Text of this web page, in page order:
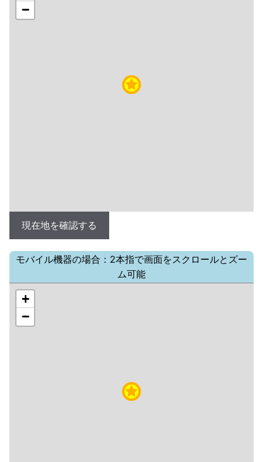
−
現在地を確認する
モバイル機器の場合：2本指で画面をスクロールとズー
ム可能
+
−